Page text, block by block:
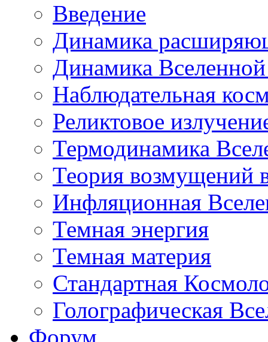
Введение
Динамика
Динамика
Наблюдательная
Реликтовое
Термодинамика
Теория возмущений
Инфляционная
Темная энергия
Темная материя
Стандартная
Голографическая